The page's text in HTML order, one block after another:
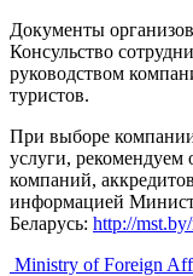
Документы
Консульство
руководством
туристов.
При выборе
услуги, рекомендуем
компаний,
информацией
Беларусь: http://
Ministry of Foreign